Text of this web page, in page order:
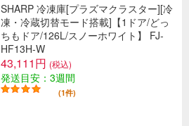
SHARP 冷凍庫[プラズマクラスター][冷
凍・冷蔵切替モード搭載]【1ドア/どっ
ちもドア/126L/スノーホワイト】 FJ-
HF13H-W
43,111円 (税込)
発送目安：3週間
(1件)